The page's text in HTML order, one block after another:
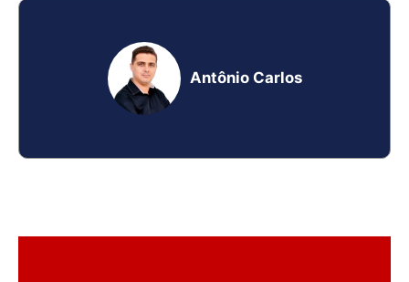
Antônio Carlos